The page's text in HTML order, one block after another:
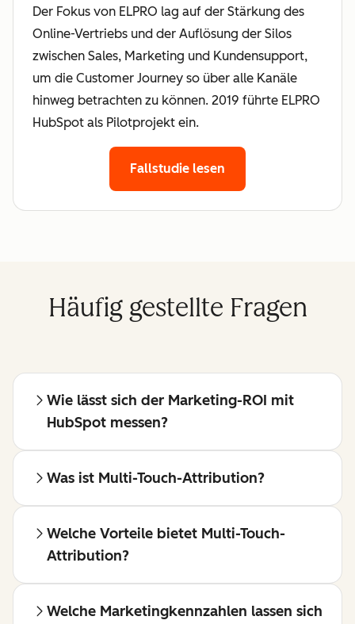
Der Fokus von ELPRO lag auf der Stärkung des
Online-Vertriebs und der Auflösung der Silos
zwischen Sales, Marketing und Kundensupport,
um die Customer Journey so über alle Kanäle
hinweg betrachten zu können. 2019 führte ELPRO
HubSpot als Pilotprojekt ein.
Fallstudie lesen
Häufig gestellte Fragen
Wie lässt sich der Marketing-ROI mit
HubSpot messen?
Was ist Multi-Touch-Attribution?
Welche Vorteile bietet Multi-Touch-
Attribution?
Welche Marketingkennzahlen lassen sich